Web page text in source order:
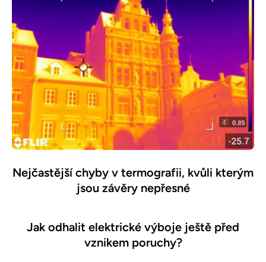
Nejčastější chyby v termografii, kvůli kterým
jsou závěry nepřesné
Jak odhalit elektrické výboje ještě před
vznikem poruchy?